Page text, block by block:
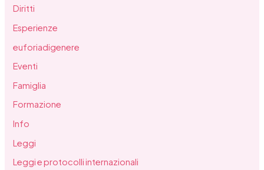
Diritti
Esperienze
euforiadigenere
Eventi
Famiglia
Formazione
Info
Leggi
Leggi e protocolli internazionali